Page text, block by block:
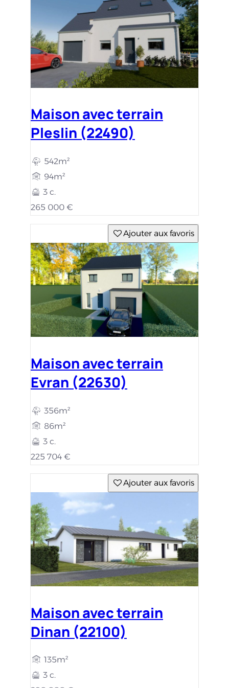
Maison avec terrain
Pleslin (22490)
542m²
94m²
3 c.
265 000 €
Ajouter aux favoris
Maison avec terrain
Evran (22630)
356m²
86m²
3 c.
225 704 €
Ajouter aux favoris
Maison avec terrain
Dinan (22100)
135m²
3 c.